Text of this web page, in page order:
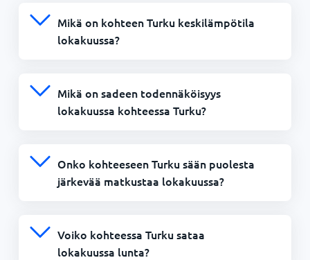
Mikä on kohteen Turku keskilämpötila
lokakuussa?
Mikä on sadeen todennäköisyys
lokakuussa kohteessa Turku?
Onko kohteeseen Turku sään puolesta
järkevää matkustaa lokakuussa?
Voiko kohteessa Turku sataa
lokakuussa lunta?